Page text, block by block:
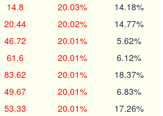
14.8 20.03% 14.18%
20.44 20.02% 14.77%
46.72 20.01% 5.62%
61.6 20.01% 6.12%
83.62 20.01% 18.37%
49.67 20.01% 6.83%
53.33 20.01% 17.26%